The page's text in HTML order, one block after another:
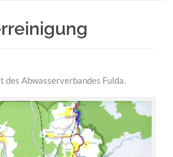
des Abwasserverbandes Fulda.
für Bauherren
sit amet, consectetuer adipiscing
MEHR INFOS